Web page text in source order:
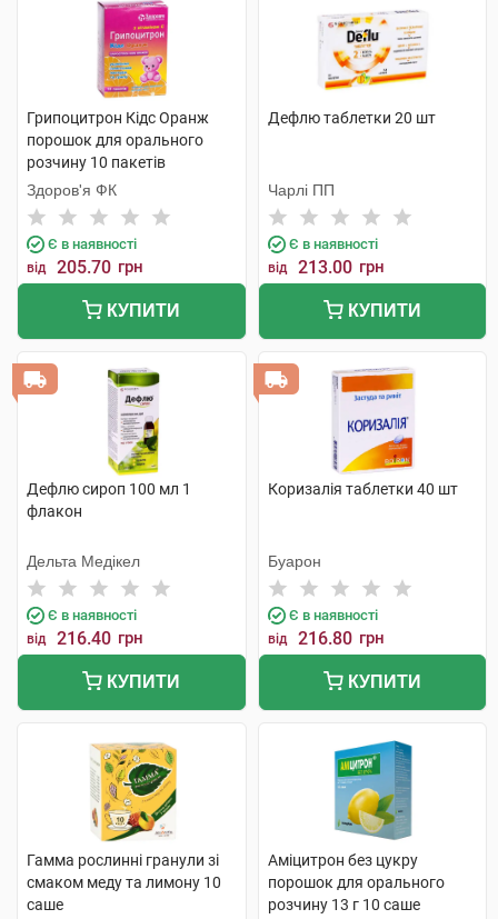
Грипоцитрон Кідс Оранж
порошок для орального
розчину 10 пакетів
Здоров'я ФК
Є в наявності
від 205.70 грн
КУПИТИ
Дефлю таблетки 20 шт
Чарлі ПП
Є в наявності
від 213.00 грн
КУПИТИ
Дефлю сироп 100 мл 1
флакон
Дельта Медікел
Є в наявності
від 216.40 грн
КУПИТИ
Коризалія таблетки 40 шт
Буарон
Є в наявності
від 216.80 грн
КУПИТИ
Гамма рослинні гранули зі
смаком меду та лимону 10
саше
Аміцитрон без цукру
порошок для орального
розчину 13 г 10 саше